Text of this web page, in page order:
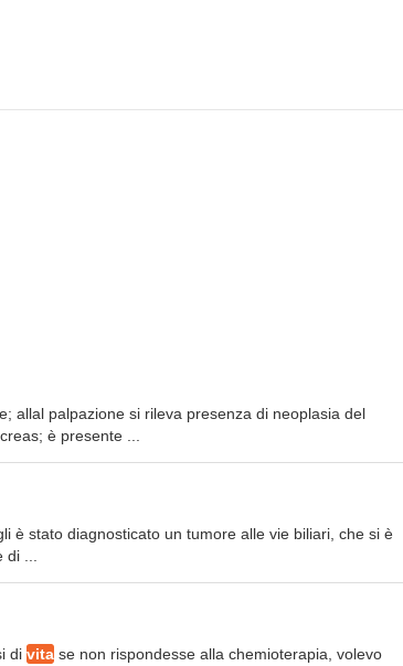
allal palpazione si rileva presenza di neoplasia del
è presente ...
è stato diagnosticato un tumore alle vie biliari, che si è
...
di vita se non rispondesse alla chemioterapia, volevo